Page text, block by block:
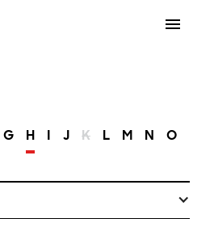
G H I J K L M N O